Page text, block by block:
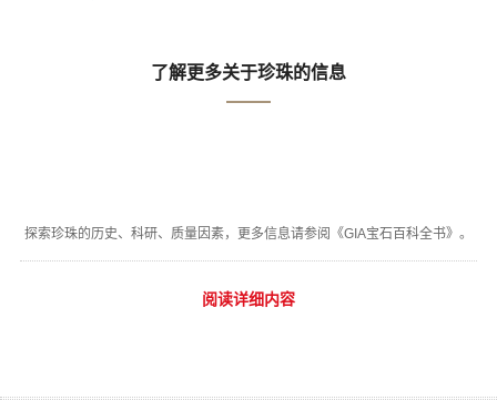
了解更多关于珍珠的信息
探索珍珠的历史、科研、质量因素，更多信息请参阅《GIA宝石百科全书》。
阅读详细内容